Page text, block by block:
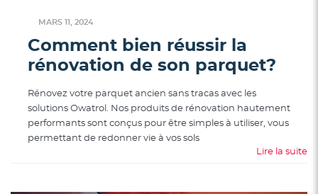
MARS 11, 2024
Comment bien réussir la
rénovation de son parquet?
Rénovez votre parquet ancien sans tracas avec les
solutions Owatrol. Nos produits de rénovation hautement
performants sont conçus pour être simples à utiliser, vous
permettant de redonner vie à vos sols
Lire la suite